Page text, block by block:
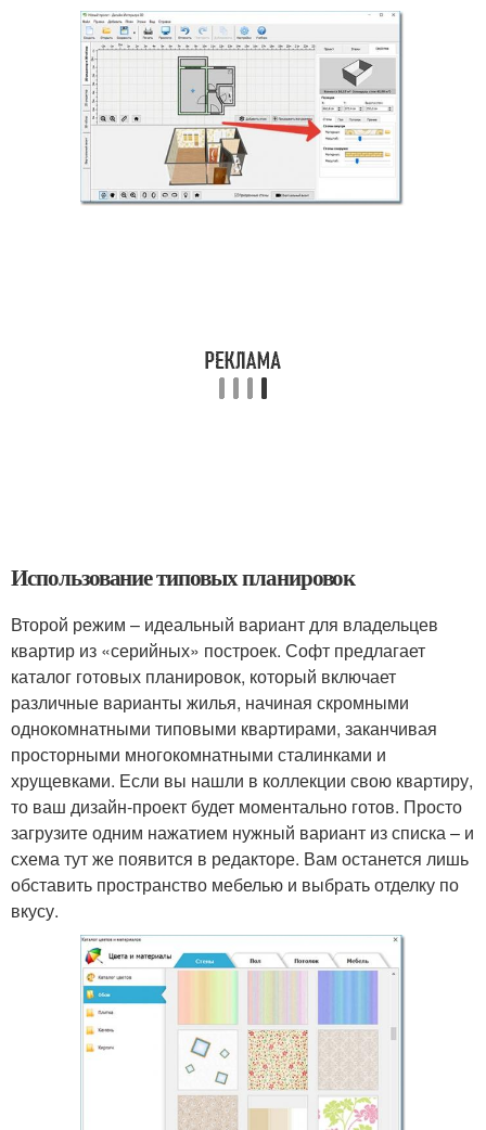
Использование типовых планировок
Второй режим – идеальный вариант для владельцев
квартир из «серийных» построек. Софт предлагает
каталог готовых планировок, который включает
различные варианты жилья, начиная скромными
однокомнатными типовыми квартирами, заканчивая
просторными многокомнатными сталинками и
хрущевками. Если вы нашли в коллекции свою квартиру,
то ваш дизайн-проект будет моментально готов. Просто
загрузите одним нажатием нужный вариант из списка – и
схема тут же появится в редакторе. Вам останется лишь
обставить пространство мебелью и выбрать отделку по
вкусу.